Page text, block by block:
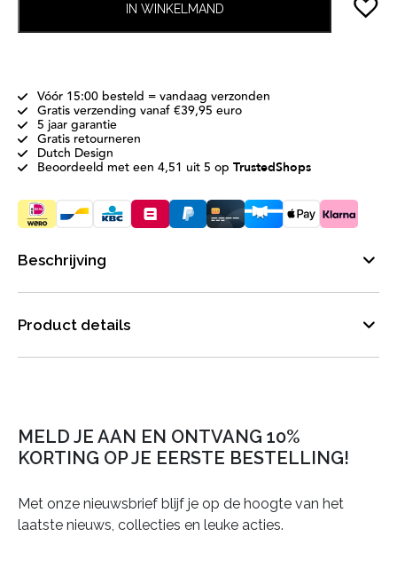
IN WINKELMAND
Vóór 15:00 besteld = vandaag verzonden
Gratis verzending vanaf €39,95 euro
5 jaar garantie
Gratis retourneren
Dutch Design
Beoordeeld met een 4,51 uit 5 op TrustedShops
Beschrijving
Product details
MELD JE AAN EN ONTVANG 10%
KORTING OP JE EERSTE BESTELLING!
Met onze nieuwsbrief blijf je op de hoogte van het
laatste nieuws, collecties en leuke acties.